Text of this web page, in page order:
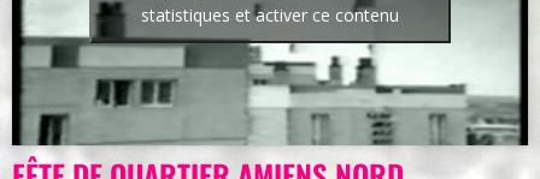
statistiques et activer ce contenu